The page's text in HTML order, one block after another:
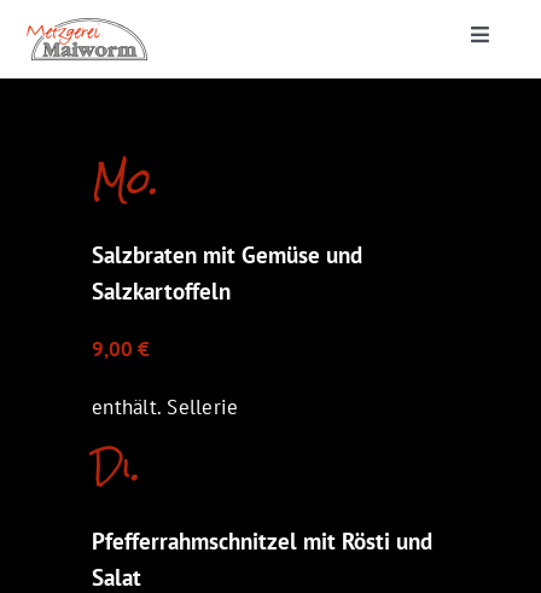
Inhalt
springen
Toggle
Lieferung & Catering
Metzgerei
Mo.
Salzbraten mit Gemüse und
Salzkartoffeln
9,00 €
enthält. Sellerie
Di.
Pfefferrahmschnitzel mit Rösti und
Salat